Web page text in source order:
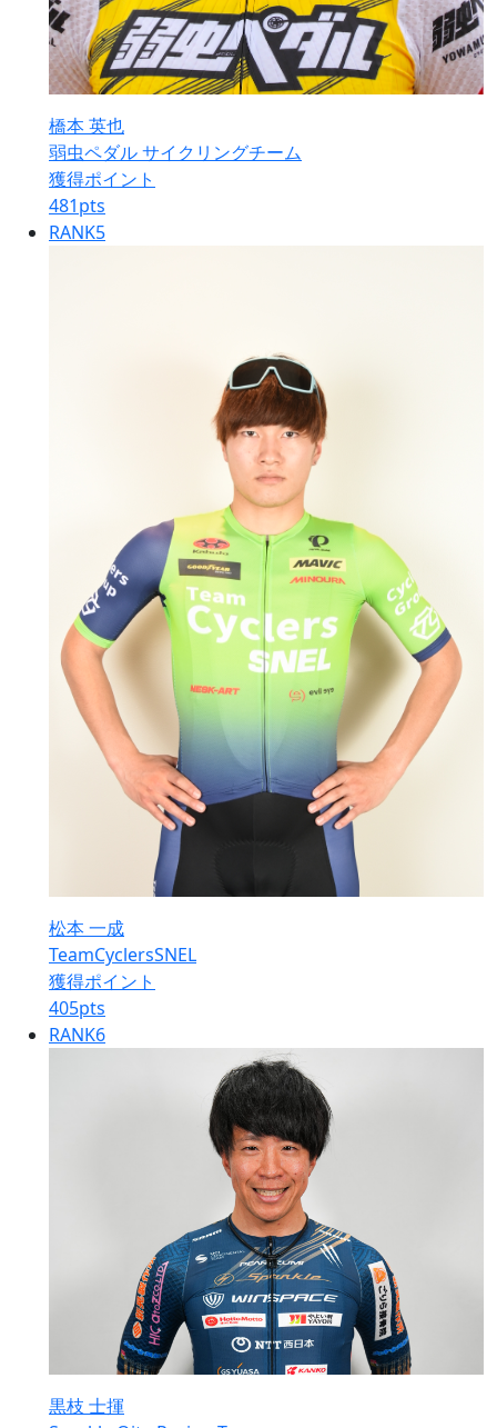
橋本 英也
弱虫ペダル サイクリングチーム
獲得ポイント
481pts
RANK5
松本 一成
TeamCyclersSNEL
獲得ポイント
405pts
RANK6
黒枝 士揮